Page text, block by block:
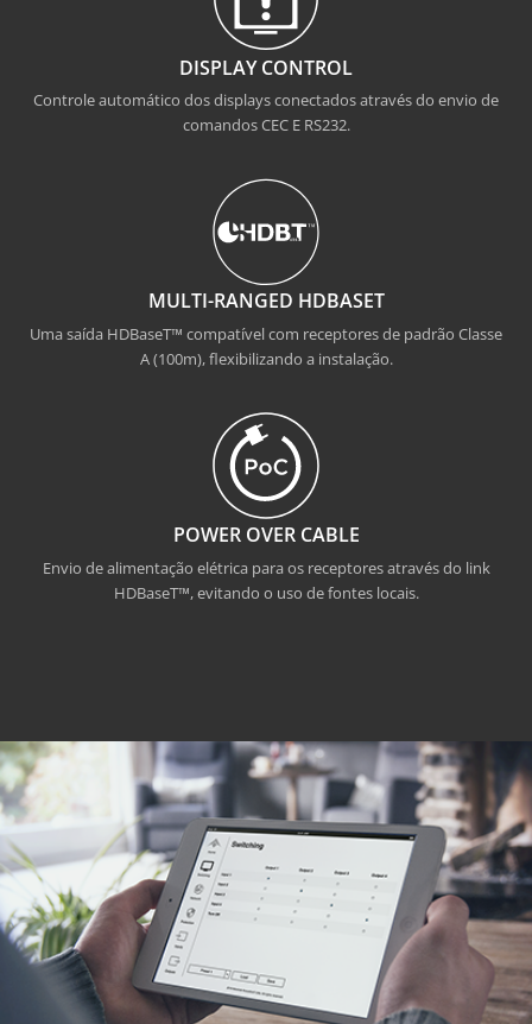
DISPLAY CONTROL
Controle automático dos displays conectados através do envio de
comandos CEC E RS232.
MULTI-RANGED HDBASET
Uma saída HDBaseT™ compatível com receptores de padrão Classe
A (100m), flexibilizando a instalação.
POWER OVER CABLE
Envio de alimentação elétrica para os receptores através do link
HDBaseT™, evitando o uso de fontes locais.